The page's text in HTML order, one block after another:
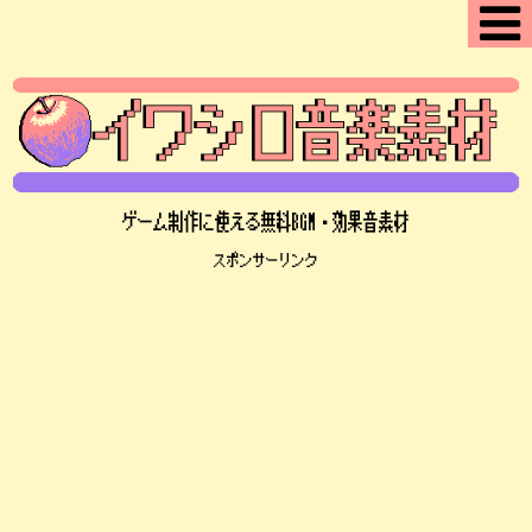
ゲーム制作に使える無料BGM・効果音素材
スポンサーリンク